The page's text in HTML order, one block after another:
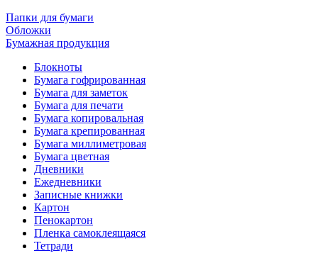
Папки для бумаги
Обложки
Бумажная продукция
Блокноты
Бумага гофрированная
Бумага для заметок
Бумага для печати
Бумага копировальная
Бумага крепированная
Бумага миллиметровая
Бумага цветная
Дневники
Ежедневники
Записные книжки
Картон
Пенокартон
Пленка самоклеящаяся
Тетради